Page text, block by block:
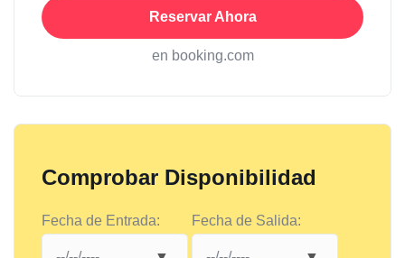
Reservar Ahora
en booking.com
Comprobar Disponibilidad
Fecha de Entrada: Fecha de Salida: